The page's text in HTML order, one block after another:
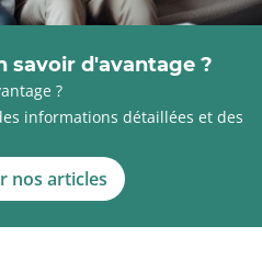
savoir d'avantage ?
?
informations détaillées et des
nos articles